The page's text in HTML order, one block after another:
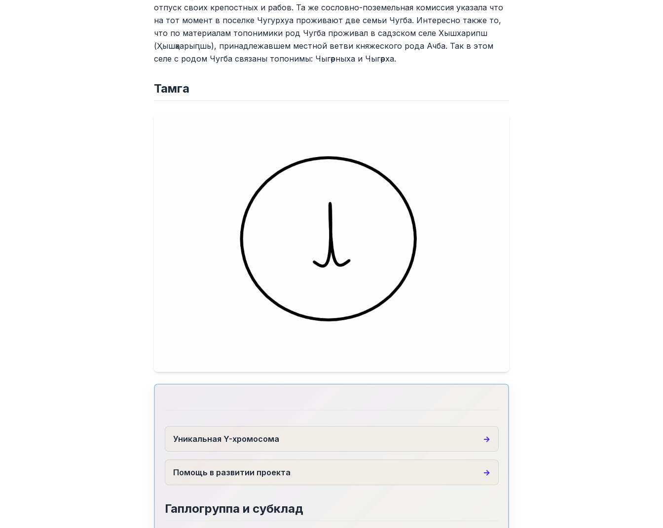
отпуск своих крепостных и рабов. Та же сословно-поземельная комиссия указала что
на тот момент в поселке Чугурхуа проживают две семьи Чугба. Интересно также то,
что по материалам топонимики род Чугба проживал в садзском селе Хышхарипш
(Ҳышәҳарыԥшь), принадлежавшем местной ветви княжеского рода Ачба. Так в этом
селе с родом Чугба связаны топонимы: Чыгәрныха и Чыгәрха.
Тамга
Уникальная Y-хромосома
Помощь в развитии проекта
Гаплогруппа и субклад